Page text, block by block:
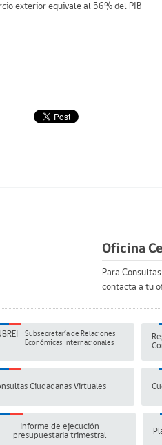
exterior equivale al 56% del PIB
Oficina
Para
contacta a tu
Subsecretaría de Relaciones
Económicas Internacionales
Ciudadanas Virtuales
Informe de ejecución
presupuestaria trimestral